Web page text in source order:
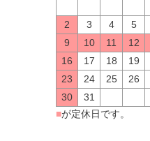
2
3 4 5
9
10 11 12
16
17 18 19
23
24 25 26
30
31
■が定休日です。